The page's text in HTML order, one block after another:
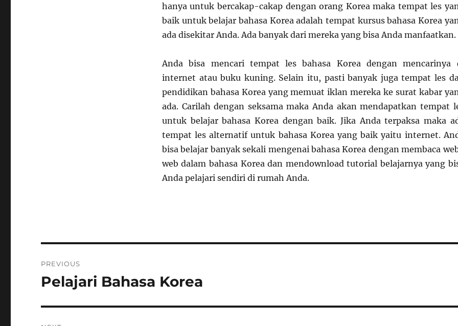
hanya untuk bercakap-cakap dengan orang Korea maka tempat les
baik untuk belajar bahasa Korea adalah tempat kursus bahasa Korea
ada disekitar Anda. Ada banyak dari mereka yang bisa Anda manfaatkan.
Anda bisa mencari tempat les bahasa Korea dengan mencarinya
internet atau buku kuning. Selain itu, pasti banyak juga tempat les
pendidikan bahasa Korea yang memuat iklan mereka ke surat kabar
ada. Carilah dengan seksama maka Anda akan mendapatkan tempat
untuk belajar bahasa Korea dengan baik. Jika Anda terpaksa maka
tempat les alternatif untuk bahasa Korea yang baik yaitu internet.
bisa belajar banyak sekali mengenai bahasa Korea dengan membaca
web dalam bahasa Korea dan mendownload tutorial belajarnya yang
Anda pelajari sendiri di rumah Anda.
navigation
PREVIOUS
Previous
Pelajari Bahasa Korea